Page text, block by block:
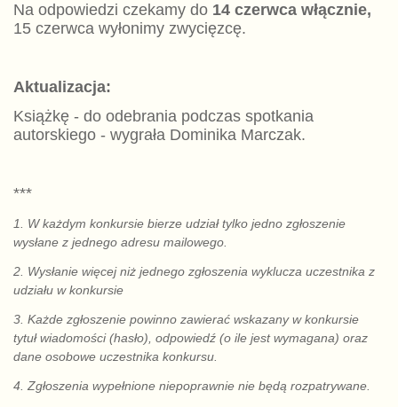
Na odpowiedzi czekamy do 14 czerwca włącznie,
15 czerwca wyłonimy zwycięzcę.
Aktualizacja:
Książkę - do odebrania podczas spotkania
autorskiego - wygrała Dominika Marczak.
***
1. W każdym konkursie bierze udział tylko jedno zgłoszenie
wysłane z jednego adresu mailowego.
2. Wysłanie więcej niż jednego zgłoszenia wyklucza uczestnika z
udziału w konkursie
3. Każde zgłoszenie powinno zawierać wskazany w konkursie
tytuł wiadomości (hasło), odpowiedź (o ile jest wymagana) oraz
dane osobowe uczestnika konkursu.
4. Zgłoszenia wypełnione niepoprawnie nie będą rozpatrywane.